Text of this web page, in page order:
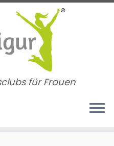
für Frauen